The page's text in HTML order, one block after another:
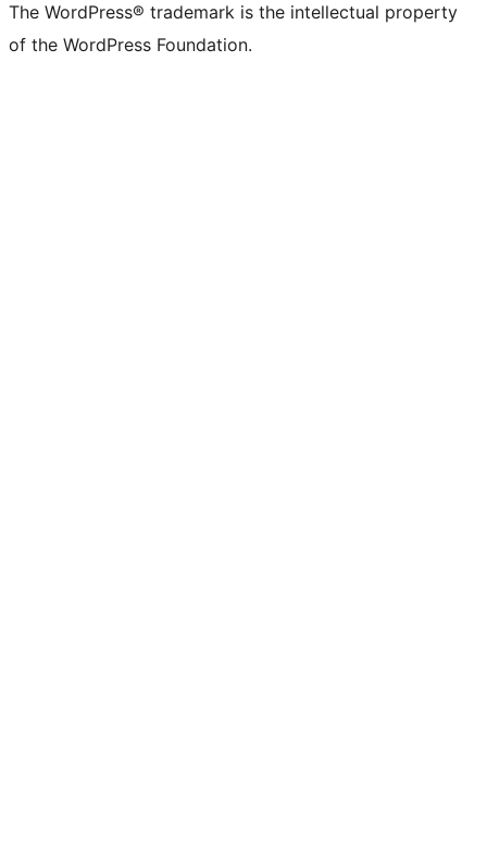
The WordPress® trademark is the intellectual property
of the WordPress Foundation.